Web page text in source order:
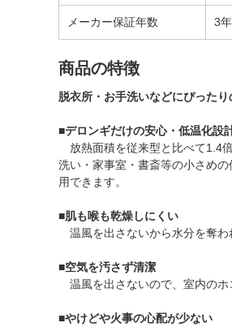
メーカー保証年数 3年
商品の特徴
脱衣所・お手洗いなどにぴったり
■デロンギだけの安心・低温化設
放熱面積を従来型と比べて1.4
洗い・家事室・書斎等の小さめ
用できます。
■肌も喉も乾燥しにくい
温風を出さないから水分を奪わ
■空気を汚さず清潔
温風を出さないので、室内のホ
■やけどや火事の心配が少ない